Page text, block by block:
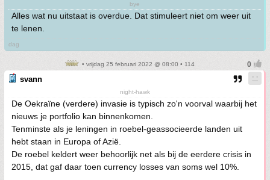
bye
Alles wat nu uitstaat is overdue. Dat stimuleert niet om weer uit
te lenen.
dag
• vrijdag 25 februari 2022 @ 08:00 • 114
svann
night-hawk
De Oekraïne (verdere) invasie is typisch zo'n voorval waarbij het
nieuws je portfolio kan binnenkomen.
Tenminste als je leningen in roebel-geassocieerde landen uit
hebt staan in Europa of Azië.
De roebel keldert weer behoorlijk net als bij de eerdere crisis in
2015, dat gaf daar toen currency losses van soms wel 10%.